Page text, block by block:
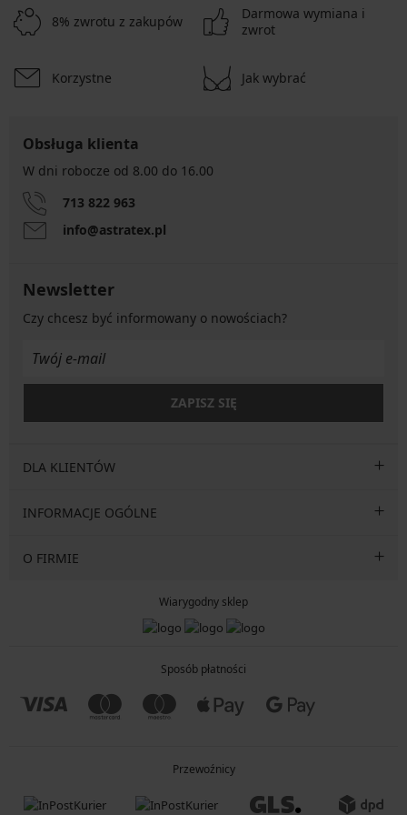
8% zwrotu z zakupów
Darmowa wymiana i
zwrot
Korzystne Jak wybrać
Obsługa klienta
W dni robocze od 8.00 do 16.00
713 822 963
info@astratex.pl
Newsletter
Czy chcesz być informowany o nowościach?
ZAPISZ SIĘ
DLA KLIENTÓW
INFORMACJE OGÓLNE
O FIRMIE
Wiarygodny sklep
Sposób płatności
Przewoźnicy